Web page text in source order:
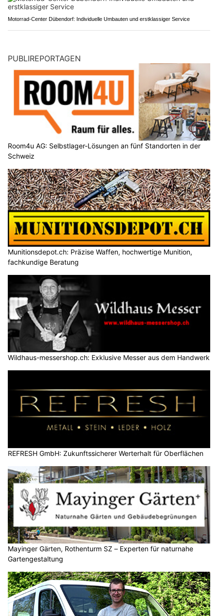
Motorrad-Center Dübendorf: Individuelle Umbauten und erstklassiger Service
PUBLIREPORTAGEN
Room4u AG: Selbstlager-Lösungen an fünf Standorten in der
Schweiz
Munitionsdepot.ch: Präzise Waffen, hochwertige Munition,
fachkundige Beratung
Wildhaus-messershop.ch: Exklusive Messer aus dem Handwerk
REFRESH GmbH: Zukunftssicherer Werterhalt für Oberflächen
Mayinger Gärten, Rothenturm SZ – Experten für naturnahe
Gartengestaltung